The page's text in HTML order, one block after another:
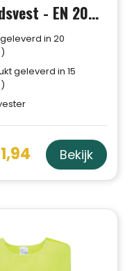
Veiligheidsvest - EN 20471
in 20
geleverd in 15
Bekijk